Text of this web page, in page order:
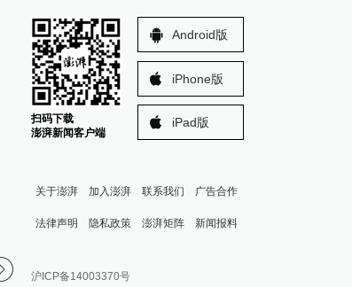
扫码下载
澎湃新闻客户端
Android版
iPhone版
iPad版
关于澎湃 加入澎湃 联系我们 广告合作
法律声明 隐私政策 澎湃矩阵
澎湃新闻公众号
新闻报料
报料邮箱: news@thepaper.cn
沪ICP备14003370号